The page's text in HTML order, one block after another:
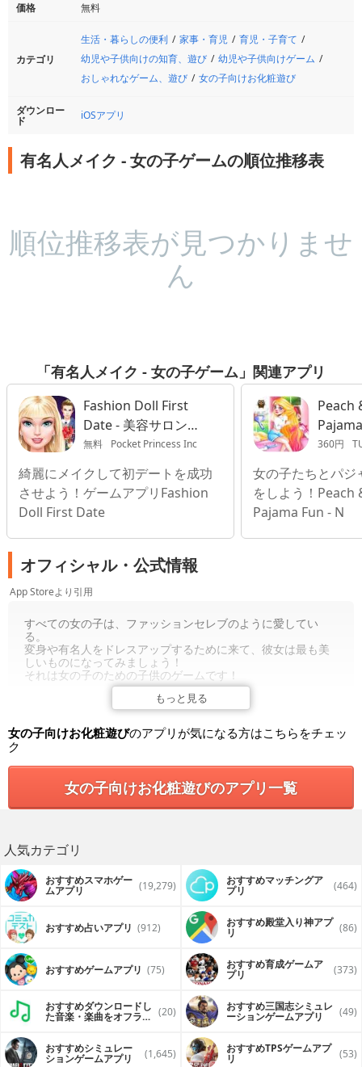
価格
無料
カテゴリ
生活・暮らしの便利 家事・育児
育児・子育て
幼児や子供向けの知育、遊び
幼児や子供向けゲーム
おしゃれなゲーム、遊び
女の子向けお化粧遊び
ダウンロー
ド iOSアプリ
有名人メイク - 女の子ゲームの順位推移表
順位推移表が見つかりませ
ん
「有名人メイク - 女の子ゲーム」関連アプリ
Fashion Doll First
Date - 美容サロン女
の子お化粧ゲーム
無料 Pocket Princess Inc
綺麗にメイクして初デートを成功
させよう！ゲームアプリFashion
Doll First Date
Peach
Ads
360円
女の子たちとパジ
をしよう！Peach
Pajama Fun - N
オフィシャル・公式情報
App Storeより引用
もっと見る
すべての女の子は、ファッションセレブのように愛してい
る。
変身や有名人をドレスアップするために来て、彼女は最も美
しいものになってみましょう！
それは女の子のための子供のゲームです！
女の子向けお化粧遊びのアプリが気になる方はこちらをチェッ
ク
女の子向けお化粧遊びのアプリ一覧
人気カテゴリ
おすすめスマホゲー
ムアプリ (19,279) おすすめマッチングア
プリ (464)
おすすめ占いアプリ (912) おすすめ殿堂入り神アプ
リ (86)
おすすめゲームアプリ (75) おすすめ育成ゲームア
プリ (373)
おすすめダウンロードし
た音楽・楽曲をオフライ (20) おすすめ三国志シミュレ
ーションゲームアプリ (49)
おすすめシミュレー
ションゲームアプリ (1,645) おすすめTPSゲームアプ
リ (53)